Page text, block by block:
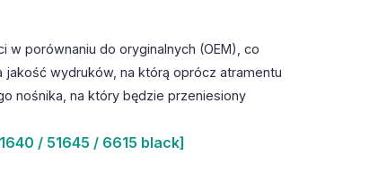
w porównaniu do oryginalnych (OEM), co
wydruków, na którą oprócz atramentu
nośnika, na który będzie przeniesiony
/ 51645 / 6615 black]